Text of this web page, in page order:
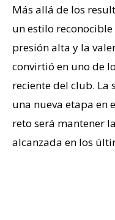
Más allá de los
un estilo
presión alta y la
convirtió en uno de
reciente del club. La
una nueva etapa en
reto será mantener
alcanzada en los